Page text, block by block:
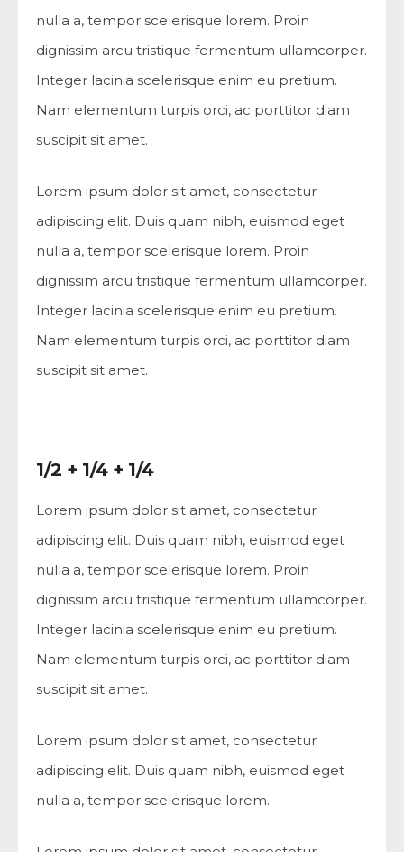
nulla a, tempor scelerisque lorem. Proin
dignissim arcu tristique fermentum ullamcorper.
Integer lacinia scelerisque enim eu pretium.
Nam elementum turpis orci, ac porttitor diam
suscipit sit amet.
Lorem ipsum dolor sit amet, consectetur
adipiscing elit. Duis quam nibh, euismod eget
nulla a, tempor scelerisque lorem. Proin
dignissim arcu tristique fermentum ullamcorper.
Integer lacinia scelerisque enim eu pretium.
Nam elementum turpis orci, ac porttitor diam
suscipit sit amet.
1/2 + 1/4 + 1/4
Lorem ipsum dolor sit amet, consectetur
adipiscing elit. Duis quam nibh, euismod eget
nulla a, tempor scelerisque lorem. Proin
dignissim arcu tristique fermentum ullamcorper.
Integer lacinia scelerisque enim eu pretium.
Nam elementum turpis orci, ac porttitor diam
suscipit sit amet.
Lorem ipsum dolor sit amet, consectetur
adipiscing elit. Duis quam nibh, euismod eget
nulla a, tempor scelerisque lorem.